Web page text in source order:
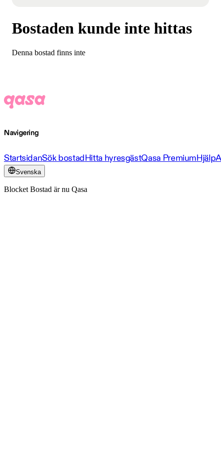
Bostaden kunde inte hittas
Denna bostad finns inte
Navigering
StartsidanSök bostadHitta hyresgästQasa PremiumHjälp
Svenska
Blocket Bostad är nu Qasa